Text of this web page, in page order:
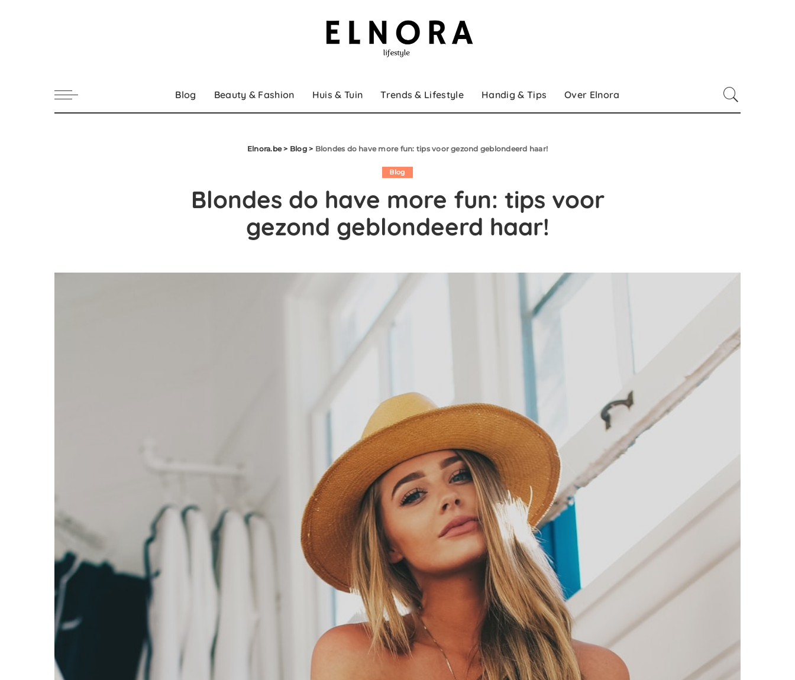
Blog Beauty & Fashion Huis & Tuin Trends & Lifestyle Handig & Tips Over Elnora
Elnora.be> Blog> Blondes do have more fun: tips voor gezond geblondeerd haar!
Blog
Blondes do have more fun: tips voor
gezond geblondeerd haar!